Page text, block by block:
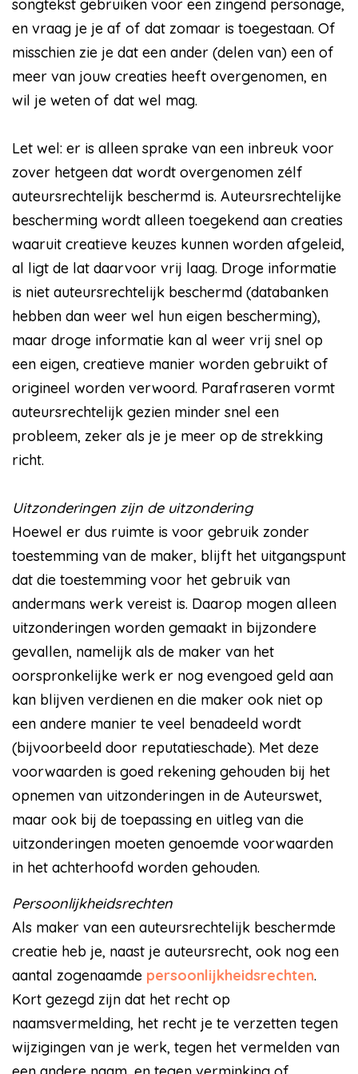
songtekst gebruiken voor een zingend personage,
en vraag je je af of dat zomaar is toegestaan. Of
misschien zie je dat een ander (delen van) een of
meer van jouw creaties heeft overgenomen, en
wil je weten of dat wel mag.
Let wel: er is alleen sprake van een inbreuk voor
zover hetgeen dat wordt overgenomen zélf
auteursrechtelijk beschermd is. Auteursrechtelijke
bescherming wordt alleen toegekend aan creaties
waaruit creatieve keuzes kunnen worden afgeleid,
al ligt de lat daarvoor vrij laag. Droge informatie
is niet auteursrechtelijk beschermd (databanken
hebben dan weer wel hun eigen bescherming),
maar droge informatie kan al weer vrij snel op
een eigen, creatieve manier worden gebruikt of
origineel worden verwoord. Parafraseren vormt
auteursrechtelijk gezien minder snel een
probleem, zeker als je je meer op de strekking
richt.
Uitzonderingen zijn de uitzondering
Hoewel er dus ruimte is voor gebruik zonder
toestemming van de maker, blijft het uitgangspunt
dat die toestemming voor het gebruik van
andermans werk vereist is. Daarop mogen alleen
uitzonderingen worden gemaakt in bijzondere
gevallen, namelijk als de maker van het
oorspronkelijke werk er nog evengoed geld aan
kan blijven verdienen en die maker ook niet op
een andere manier te veel benadeeld wordt
(bijvoorbeeld door reputatieschade). Met deze
voorwaarden is goed rekening gehouden bij het
opnemen van uitzonderingen in de Auteurswet,
maar ook bij de toepassing en uitleg van die
uitzonderingen moeten genoemde voorwaarden
in het achterhoofd worden gehouden.
Persoonlijkheidsrechten
Als maker van een auteursrechtelijk beschermde
creatie heb je, naast je auteursrecht, ook nog een
aantal zogenaamde persoonlijkheidsrechten.
Kort gezegd zijn dat het recht op
naamsvermelding, het recht je te verzetten tegen
wijzigingen van je werk, tegen het vermelden van